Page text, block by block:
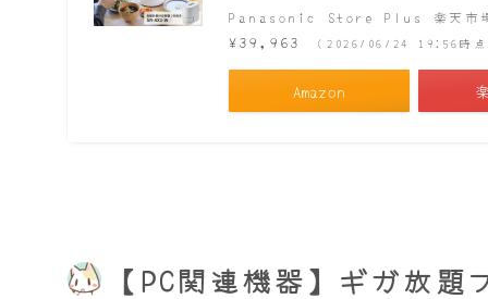
【PC関連機器】ギガ放
Panasonic Store Plus 楽天市
¥39,963 （2026/06/24 19:56時
Amazon